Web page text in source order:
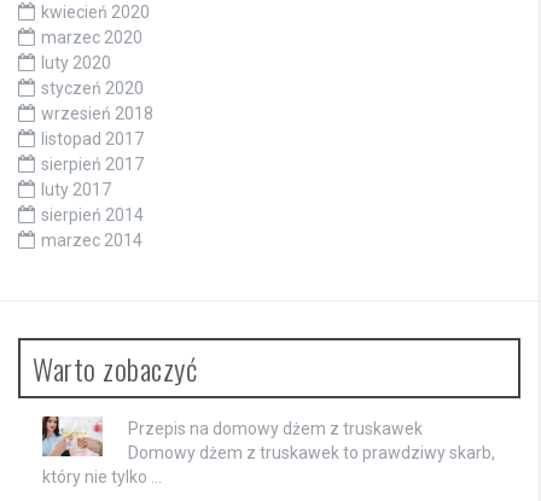
kwiecień 2020
marzec 2020
luty 2020
styczeń 2020
wrzesień 2018
listopad 2017
sierpień 2017
luty 2017
sierpień 2014
marzec 2014
Warto zobaczyć
Przepis na domowy dżem z truskawek
Domowy dżem z truskawek to prawdziwy skarb,
który nie tylko …